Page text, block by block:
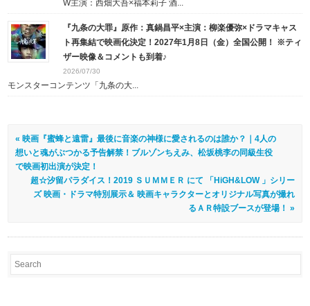
W主演：西畑大吾×福本莉子 酒...
『九条の大罪』原作：真鍋昌平×主演：柳楽優弥×ドラマキャス
ト再集結で映画化決定！2027年1月8日（金）全国公開！ ※ティ
ザー映像＆コメントも到着♪
2026/07/30
モンスターコンテンツ「九条の大...
« 映画『蜜蜂と遠雷』最後に音楽の神様に愛されるのは誰か？｜4人の
想いと魂がぶつかる予告解禁！ブルゾンちえみ、松坂桃李の同級生役
で映画初出演が決定！
超☆汐留パラダイス！2019 ＳＵＭＭＥＲ にて 「HiGH&LOW 」シリー
ズ 映画・ドラマ特別展示＆ 映画キャラクターとオリジナル写真が撮れ
るＡＲ特設ブースが登場！ »